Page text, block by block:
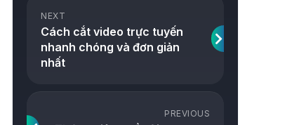
Snake
2048
Công
cụ
NEXT
Cách cắt video trực tuyến
nhanh chóng và đơn giản
nhất
PREVIOUS